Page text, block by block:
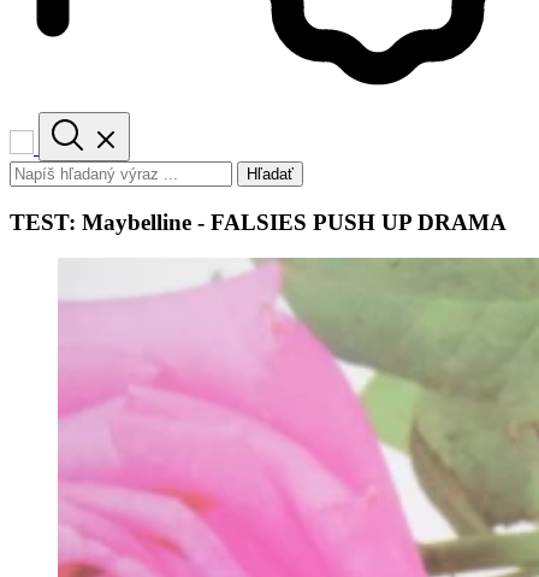
Hľadať
TEST: Maybelline - FALSIES PUSH UP DRAMA